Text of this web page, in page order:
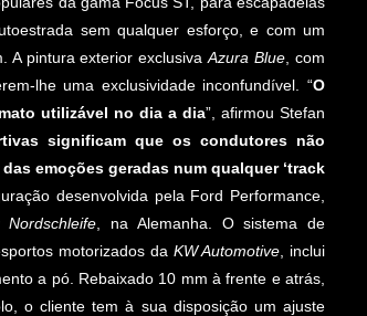
sem qualquer esforço, e com um
A pintura exterior exclusivaAzura Blue , com
lhe uma exclusividade inconfundível. “O
utilizável no dia a dia”, afirmou Stefan
significam que os condutores não
emoções geradas num qualquer ‘track
desenvolvida pela Ford Performance,
Nordschleife , na Alemanha. O sistema de
motorizados da KW Automotive , inclui
a pó. Rebaixado 10 mm à frente e atrás,
o cliente tem à sua disposição um ajuste